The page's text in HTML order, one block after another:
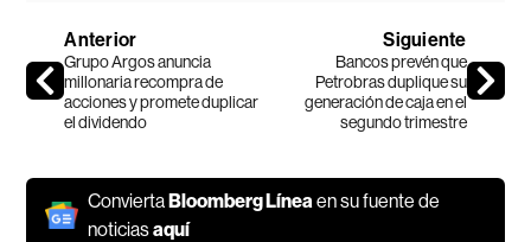
Anterior
Grupo Argos anuncia
millonaria recompra de
acciones y promete duplicar
el dividendo
Siguiente
Bancos prevén que
Petrobras duplique su
generación de caja en el
segundo trimestre
ConviertaBloomberg Línea en su fuente de
noticiasaquí